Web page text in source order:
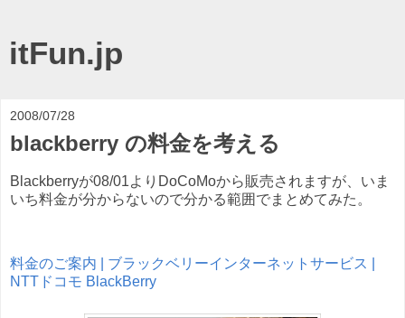
itFun.jp
2008/07/28
blackberry の料金を考える
Blackberryが08/01よりDoCoMoから販売されますが、いま
いち料金が分からないので分かる範囲でまとめてみた。
料金のご案内 | ブラックベリーインターネットサービス |
NTTドコモ BlackBerry